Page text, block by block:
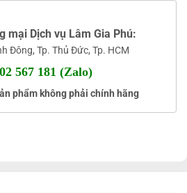
mại Dịch vụ Lâm Gia Phú:
Đông, Tp. Thủ Đức, Tp. HCM
567 181 (Zalo)
phẩm không phải chính hãng